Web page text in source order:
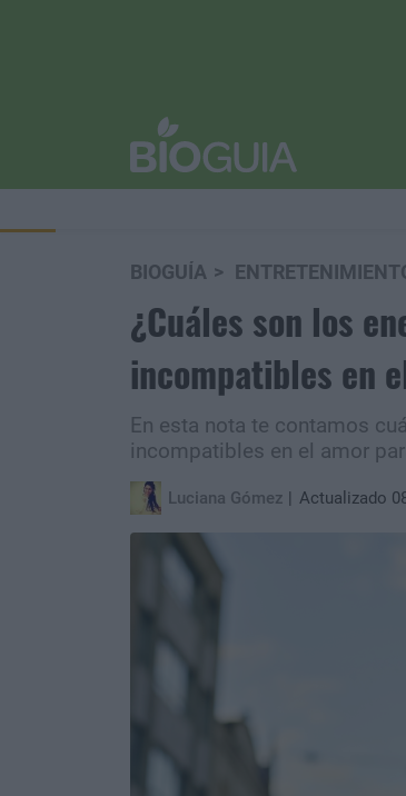
BIOGUÍA
¿Cuáles son los
incompatibles en
En esta nota te contamos
incompatibles en el amor
Luciana Gómez Actualizado